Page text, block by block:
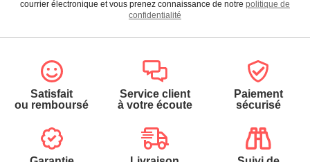
courrier électronique et vous prenez connaissance de notre politique de
confidentialité
Satisfait
ou remboursé
Service client
à votre écoute
Paiement
sécurisé